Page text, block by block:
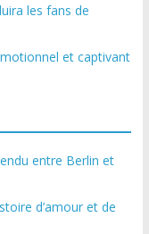
les fans de
et captivant
entre Berlin et
d’amour et de